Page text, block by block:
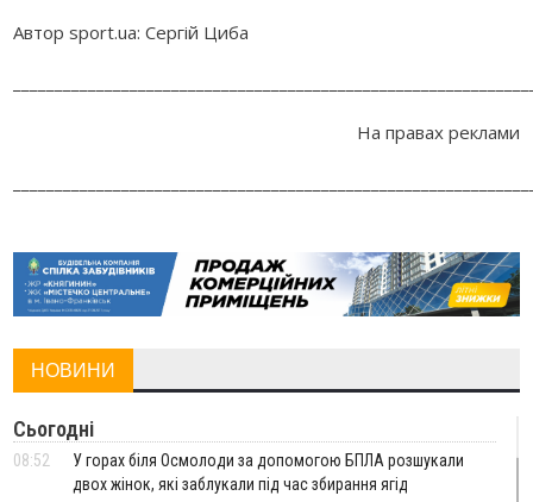
Автор sport.ua: Сергій Циба
На правах реклами
НОВИНИ
Сьогодні
08:52
У горах біля Осмолоди за допомогою БПЛА розшукали
двох жінок, які заблукали під час збирання ягід